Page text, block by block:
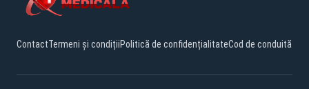
ContactTermeni și condițiiPolitică de confidențialitateCod de conduită